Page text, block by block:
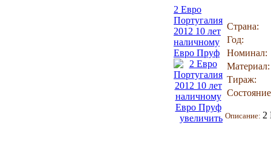
2 Евро
Португалия
2012 10 лет
наличному
Евро Пруф
увеличить
Страна:
Год:
Номинал:
Материал:
Тираж:
Описание: 2